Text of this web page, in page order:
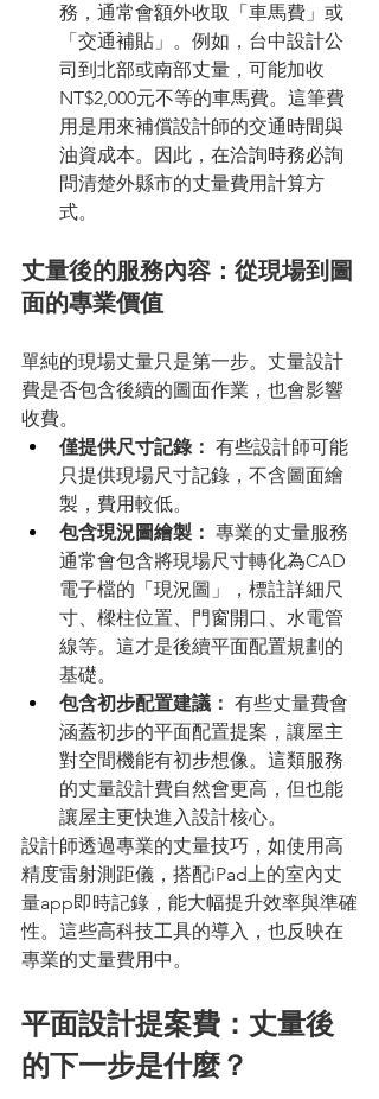
務，通常會額外收取「車馬費」或
「交通補貼」。例如，台中設計公
司到北部或南部丈量，可能加收
NT$2,000元不等的車馬費。這筆費
用是用來補償設計師的交通時間與
油資成本。因此，在洽詢時務必詢
問清楚外縣市的丈量費用計算方
式。
丈量後的服務內容：從現場到圖
面的專業價值
單純的現場丈量只是第一步。丈量設計
費是否包含後續的圖面作業，也會影響
收費。
僅提供尺寸記錄： 有些設計師可能
只提供現場尺寸記錄，不含圖面繪
製，費用較低。
包含現況圖繪製： 專業的丈量服務
通常會包含將現場尺寸轉化為CAD
電子檔的「現況圖」，標註詳細尺
寸、樑柱位置、門窗開口、水電管
線等。這才是後續平面配置規劃的
基礎。
包含初步配置建議： 有些丈量費會
涵蓋初步的平面配置提案，讓屋主
對空間機能有初步想像。這類服務
的丈量設計費自然會更高，但也能
讓屋主更快進入設計核心。
設計師透過專業的丈量技巧，如使用高
精度雷射測距儀，搭配iPad上的室內丈
量app即時記錄，能大幅提升效率與準確
性。這些高科技工具的導入，也反映在
專業的丈量費用中。
平面設計提案費：丈量後
的下一步是什麼？